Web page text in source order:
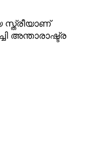
അന്താരാഷ്ട്ര